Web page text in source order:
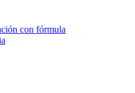
con fórmula